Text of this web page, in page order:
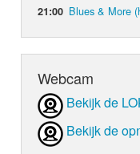
21:00 Blues & More
Webcam
Bekijk de
Bekijk de